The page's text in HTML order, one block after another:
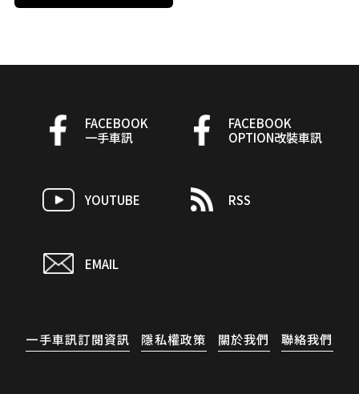
FACEBOOK
一手車訊
FACEBOOK
OPTION改裝車訊
YOUTUBE RSS
EMAIL
一手車訊訂閱資訊 隱私權政策 關於我們 聯絡我們